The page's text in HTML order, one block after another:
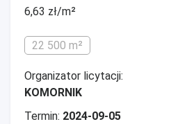
6,63 zł/m²
22 500 m²
Organizator licytacji:
KOMORNIK
Termin: 2024-09-05